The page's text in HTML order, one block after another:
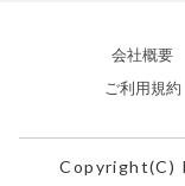
会社概要
ご利用規約
Copyright(C)